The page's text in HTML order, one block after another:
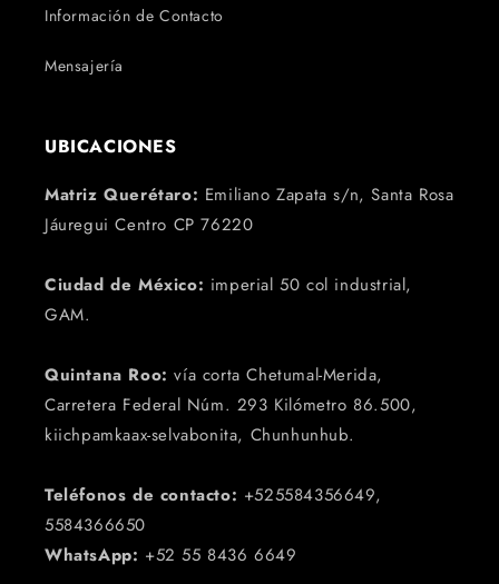
Información de Contacto
Mensajería
UBICACIONES
Matriz Querétaro: Emiliano Zapata s/n, Santa Rosa
Jáuregui Centro CP 76220
Ciudad de México: imperial 50 col industrial,
GAM.
Quintana Roo: vía corta Chetumal-Merida,
Carretera Federal Núm. 293 Kilómetro 86.500,
kiichpamkaax-selvabonita, Chunhunhub.
Teléfonos de contacto: +525584356649,
5584366650
WhatsApp: +52 55 8436 6649